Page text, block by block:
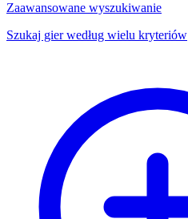
Zaawansowane wyszukiwanie
Szukaj gier według wielu kryteriów